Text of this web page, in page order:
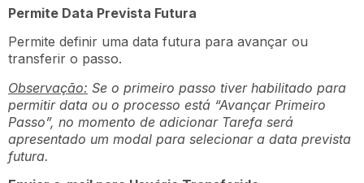
Permite Data Prevista Futura
Permite definir uma data futura para avançar ou
transferir o passo.
Observação: Se o primeiro passo tiver habilitado para
permitir data ou o processo está “Avançar Primeiro
Passo”, no momento de adicionar Tarefa será
apresentado um modal para selecionar a data prevista
futura.